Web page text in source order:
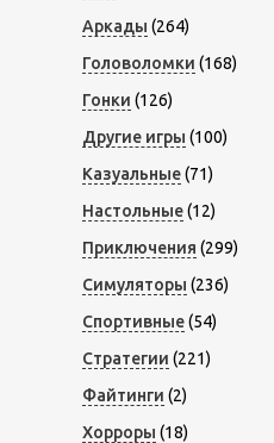
Аркады (264)
Головоломки (168)
Гонки (126)
Другие игры (100)
Казуальные(71)
Настольные(12)
Приключения (299)
Симуляторы (236)
Спортивные(54)
Стратегии (221)
Файтинги (2)
Хорроры (18)